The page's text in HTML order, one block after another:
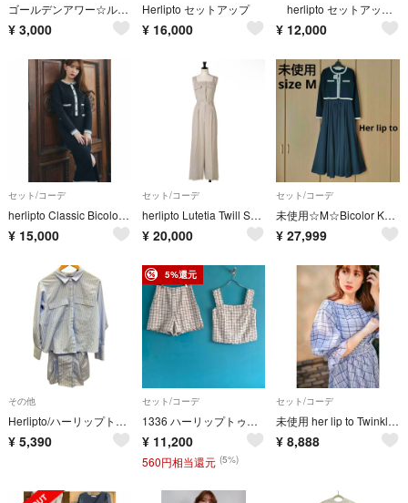
ゴールデンアワー☆ルームミスト
¥ 3,000
Herlipto セットアップ
¥ 16,000
herlipto セットアップ Mサイズ
¥ 12,000
セット/コーデ
herlipto Classic Bicolor Knit Set HLT
¥ 15,000
セット/コーデ
herlipto Lutetia Twill Set-Up
¥ 20,000
セット/コーデ
未使用☆M☆Bicolor Knit Dress Set☆Her lip to
¥ 27,999
その他
Herlipto/ハーリップトゥー/ストライプシャツ/オールインワン/ブルー/サイズM/レディース/FG0169
¥ 5,390
5%還元
セット/コーデ
1336 ハーリップトゥ ル リヴィエラ セットアップ M ツイード調 未使用品
¥ 11,200
560円相当還元 (5%)
セット/コーデ
未使用 her lip to Twinkle Plaid Set Up
¥ 8,888